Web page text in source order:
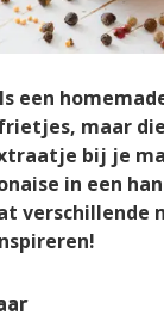
een
maar
bij je
in een
verschillende